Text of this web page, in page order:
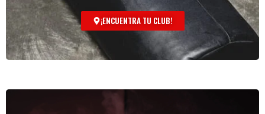
¡ENCUENTRA TU CLUB!